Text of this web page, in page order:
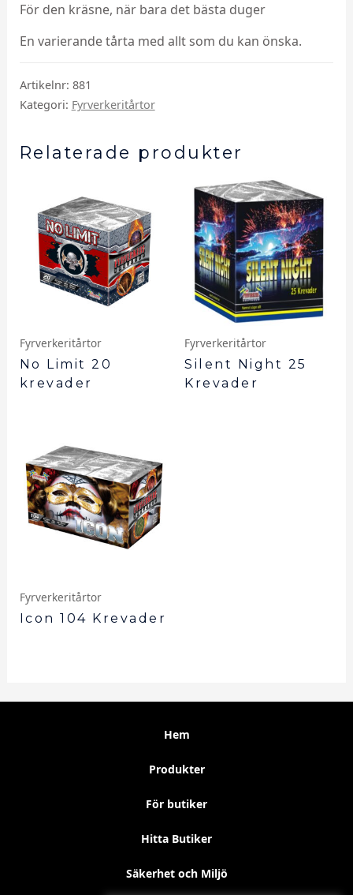
För den kräsne, när bara det bästa duger
En varierande tårta med allt som du kan önska.
Artikelnr: 881
Kategori: Fyrverkeritårtor
Relaterade produkter
Fyrverkeritårtor
No Limit 20
krevader
Fyrverkeritårtor
Silent Night 25
Krevader
Fyrverkeritårtor
Icon 104 Krevader
Hem
Produkter
För butiker
Hitta Butiker
Säkerhet och Miljö